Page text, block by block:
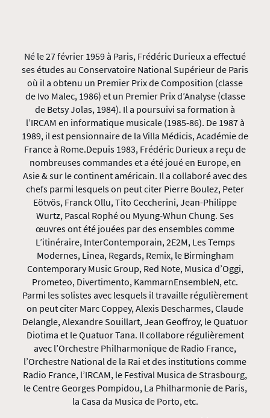
Né le 27 février 1959 à Paris, Frédéric Durieux a effectué
ses études au Conservatoire National Supérieur de Paris
où il a obtenu un Premier Prix de Composition (classe
de Ivo Malec, 1986) et un Premier Prix d’Analyse (classe
de Betsy Jolas, 1984). Il a poursuivi sa formation à
l’IRCAM en informatique musicale (1985-86). De 1987 à
1989, il est pensionnaire de la Villa Médicis, Académie de
France à Rome.Depuis 1983, Frédéric Durieux a reçu de
nombreuses commandes et a été joué en Europe, en
Asie & sur le continent américain. Il a collaboré avec des
chefs parmi lesquels on peut citer Pierre Boulez, Peter
Eötvös, Franck Ollu, Tito Ceccherini, Jean-Philippe
Wurtz, Pascal Rophé ou Myung-Whun Chung. Ses
œuvres ont été jouées par des ensembles comme
L’itinéraire, InterContemporain, 2E2M, Les Temps
Modernes, Linea, Regards, Remix, le Birmingham
Contemporary Music Group, Red Note, Musica d’Oggi,
Prometeo, Divertimento, KammarnEnsembleN, etc.
Parmi les solistes avec lesquels il travaille régulièrement
on peut citer Marc Coppey, Alexis Descharmes, Claude
Delangle, Alexandre Souillart, Jean Geoffroy, le Quatuor
Diotima et le Quatuor Tana. Il collabore régulièrement
avec l’Orchestre Philharmonique de Radio France,
l’Orchestre National de la Rai et des institutions comme
Radio France, l’IRCAM, le Festival Musica de Strasbourg,
le Centre Georges Pompidou, La Philharmonie de Paris,
la Casa da Musica de Porto, etc.